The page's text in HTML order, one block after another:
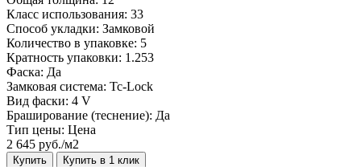
Класс использования: 33
Способ укладки: Замковой
Количество в упаковке: 5
Кратность упаковки: 1.253
Фаска: Да
Замковая система: Tc-Lock
Вид фаски: 4 V
Браширование (теснение): Да
Тип цены: Цена
2 645 руб./м2
Купить Купить в 1 клик